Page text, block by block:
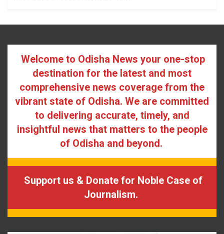
Welcome to Odisha News your one-stop
destination for the latest and most
comprehensive news coverage from the
vibrant state of Odisha. We are committed
to delivering accurate, timely, and
insightful news that matters to the people
of Odisha and beyond.
Support us & Donate for Noble Case of
Journalism.